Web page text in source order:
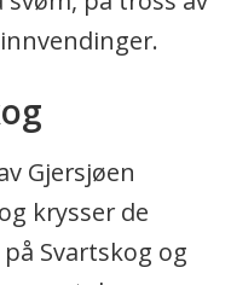
Gjersjøen
krysser de
Svartskog og